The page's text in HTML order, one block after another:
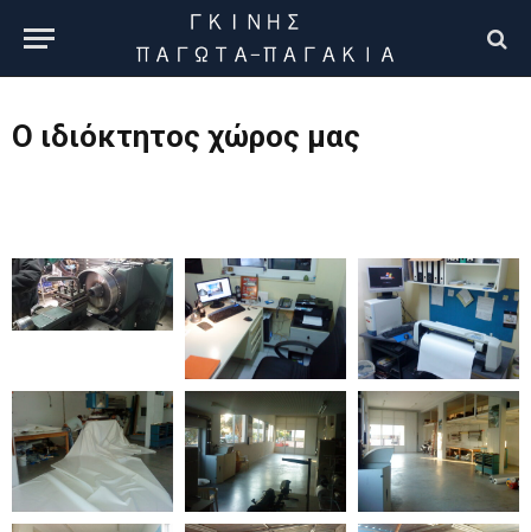
Ο ιδιόκτητος χώρος μας